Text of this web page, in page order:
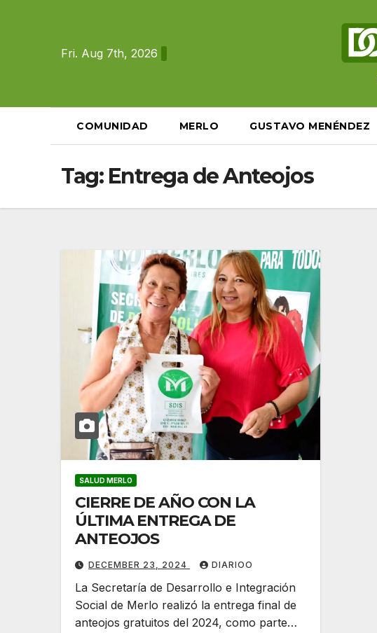
Fri. Aug 7th, 2026
COMUNIDAD MERLO GUSTAVO MENÉNDEZ
Tag: Entrega de Anteojos
SALUD MERLO
CIERRE DE AÑO CON LA
ÚLTIMA ENTREGA DE
ANTEOJOS
DECEMBER 23, 2024 DIARIOO
La Secretaría de Desarrollo e Integración
Social de Merlo realizó la entrega final de
anteojos gratuitos del 2024, como parte…